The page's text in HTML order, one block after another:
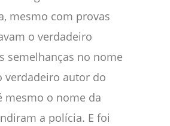
mesmo com provas
o verdadeiro
semelhanças no nome
verdadeiro autor do
mesmo o nome da
a polícia. E foi